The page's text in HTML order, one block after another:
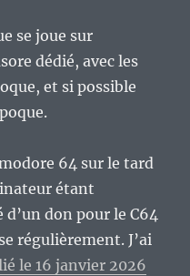
se joue sur
dédié, avec les
et si possible
64 sur le tard
étant
don pour le C64
régulièrement. J’ai
le 16 janvier 2026